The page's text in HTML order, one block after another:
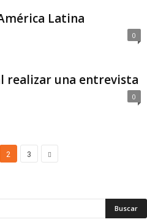
Latina
0
realizar una entrevista
0
2 3